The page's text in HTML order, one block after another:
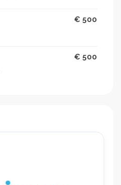
€ 500
€ 500